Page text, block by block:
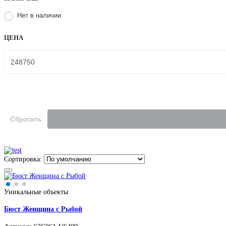
Нет в наличии
ЦЕНА
Сбросить
Сортировка:
Уникальные объекты
Бюст Женщина с Рыбой